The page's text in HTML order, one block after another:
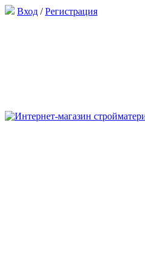
Вход /Регистрация